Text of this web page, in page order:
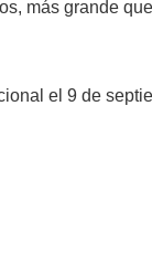
más grande
el 9 de